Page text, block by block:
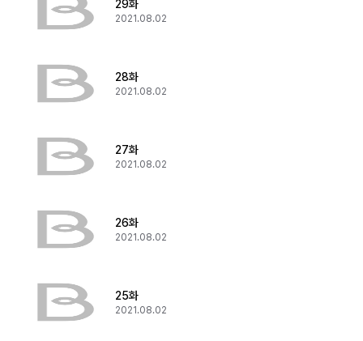
29화
2021.08.02
28화
2021.08.02
27화
2021.08.02
26화
2021.08.02
25화
2021.08.02